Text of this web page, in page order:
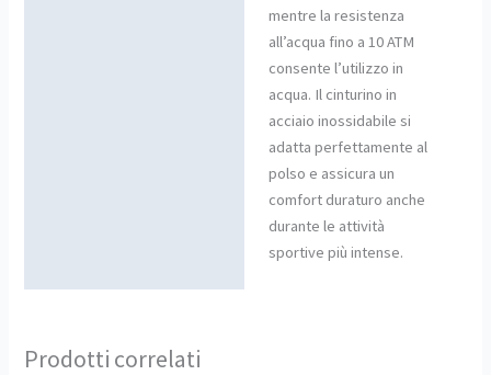
mentre la resistenza
all’acqua fino a 10 ATM
consente l’utilizzo in
acqua. Il cinturino in
acciaio inossidabile si
adatta perfettamente al
polso e assicura un
comfort duraturo anche
durante le attività
sportive più intense.
Prodotti correlati